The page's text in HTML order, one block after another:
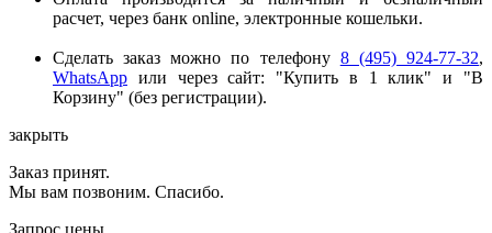
расчет, через банк online, электронные кошельки.
Сделать заказ можно по телефону 8 (495) 924-77-32,
WhatsApp или через сайт: "Купить в 1 клик" и "В
Корзину" (без регистрации).
закрыть
Заказ принят.
Мы вам позвоним. Спасибо.